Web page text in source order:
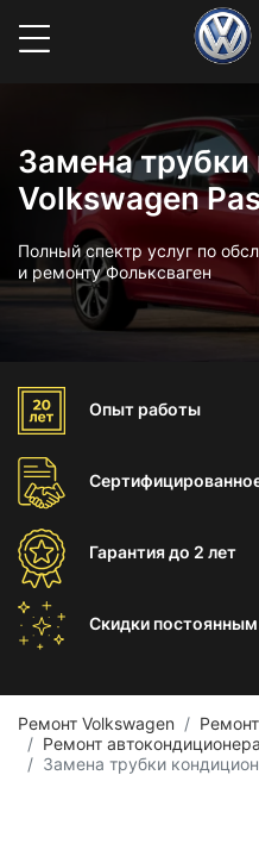
Замена
Volkswagen
Полный спектр услуг по
и ремонту Фольксваген
Опыт работы
Гарантиядо 2 лет
Скидки постоянным
Ремонт Volkswagen
Ремонт
Замена трубки